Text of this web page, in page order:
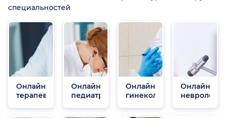
специальностей
Онлайн
терапевты
Онлайн
педиатры
Онлайн
гинекологи
Онлайн
неврологи